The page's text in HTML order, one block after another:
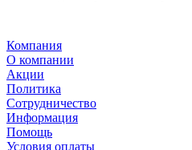
Компания
О компании
Акции
Политика
Сотрудничество
Информация
Помощь
Условия оплаты